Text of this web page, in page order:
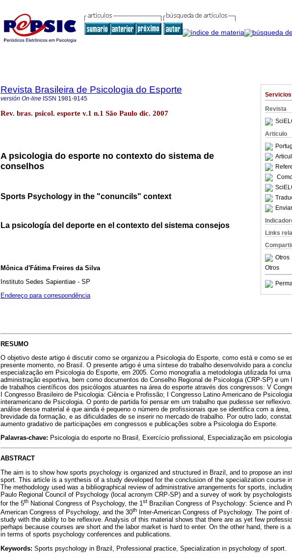
Revista
Articulo
Links
Otros
Otros
Revista Brasileira de Psicologia do Esporte
versión On-line ISSN 1981-9145
Rev. bras. psicol. esporte v.1 n.1 São Paulo dic. 2007
A psicologia do esporte no contexto do sistema de
conselhos
Sports Psychology in the "conuncils" context
La psicología del deporte en el contexto del sistema consejos
Mônica d'Fátima Freires da Silva
Instituto Sedes Sapientiae - SP
Endereço para correspondência
RESUMO
O objetivo deste artigo é discutir como se organizou a Psicologia do Esporte, como está e como se
presente momento, no Brasil. O presente artigo é uma síntese do trabalho desenvolvido para a
especialização em Psicologia do Esporte, em 2005. Como monografia a metodologia utilizada foi
administração esportiva, bem como documentos do Conselho Regional de Psicologia (CRP-SP) e
de trabalhos científicos dos psicólogos atuantes na área do esporte através dos congressos: V
I Congresso Brasileiro de Psicologia: Ciência e Profissão; I Congresso Latino Americano de
interamericano de Psicologia. O ponto de partida foi pensar em um trabalho que pudesse ser
análise desse material é que ainda é pequeno o número de profissionais que se identifica com a
brevidade da formação, e as dificuldades de se inserir no mercado de trabalho. Por outro lado,
aumento gradativo de participações em congressos e publicações sobre a Psicologia do Esporte.
Palavras-chave: Psicologia do esporte no Brasil, Exercício profissional, Especialização em
ABSTRACT
The aim is to show how sports psychology is organized and structured in Brazil, and to propose an
sport. This article is a synthesis of a study developed for the conclusion of the specialization course
The methodology used was a bibliographical review of administrative arrangements for sports,
Paulo Regional Council of Psychology (local acronym CRP-SP) and a survey of work by
for the 5th National Congress of Psychology, the 1 st Brazilian Congress of Psychology: Science and
American Congress of Psychology, and the 30th
Inter-American Congress of Psychology. The point
study with the ability to be reflexive. Analysis of this material shows that there are as yet few
perhaps because courses are short and the labor market is hard to enter. On the other hand, there is
in terms of sports psychology conferences and publications.
Keywords: Sports psychology in Brazil, Professional practice, Specialization in psychology of sport.